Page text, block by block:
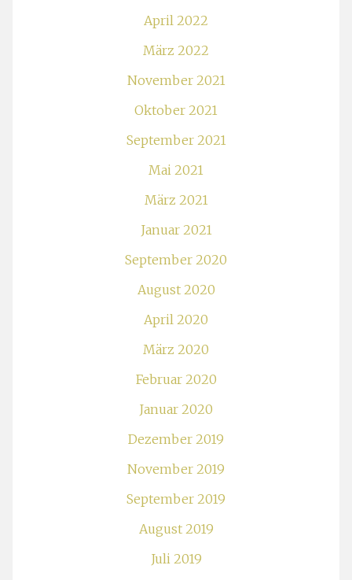
April 2022
März 2022
November 2021
Oktober 2021
September 2021
Mai 2021
März 2021
Januar 2021
September 2020
August 2020
April 2020
März 2020
Februar 2020
Januar 2020
Dezember 2019
November 2019
September 2019
August 2019
Juli 2019